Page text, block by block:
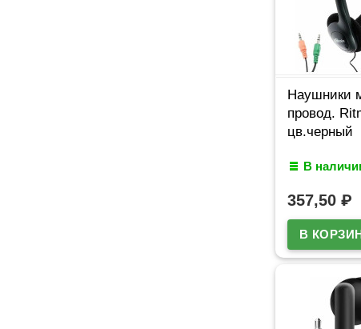
Наушники
провод.
цв.черный
В
357,50 ₽